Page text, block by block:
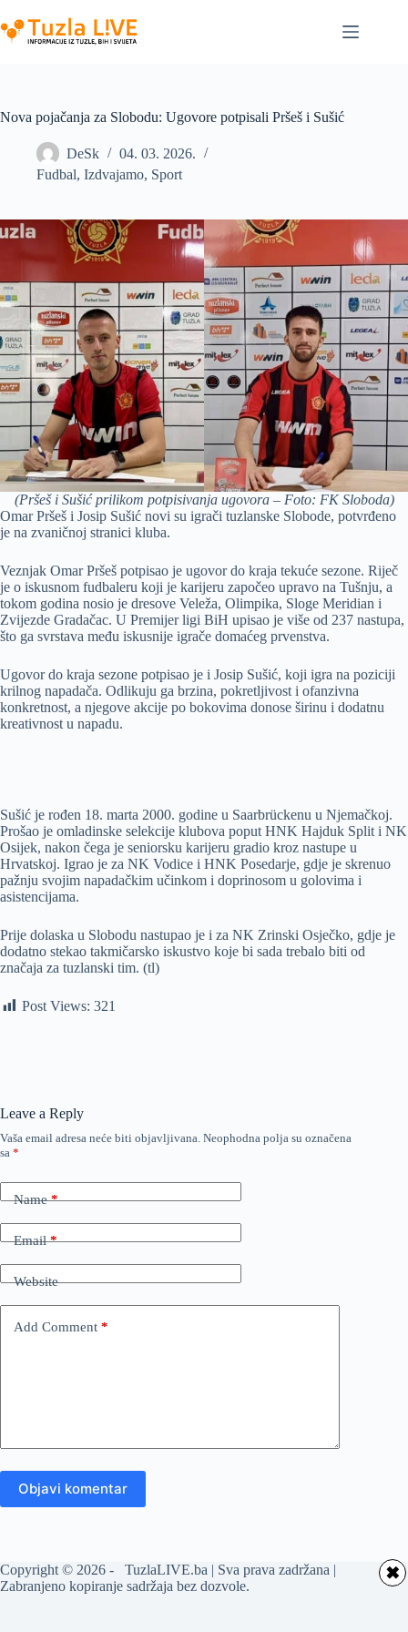
to
content
Nova pojačanja za Slobodu: Ugovore potpisali Pršeš i Sušić
DeSk
04. 03. 2026.
Fudbal, Izdvajamo, Sport
(Pršeš i Sušić prilikom potpisivanja ugovora – Foto: FK Sloboda)
Omar Pršeš i Josip Sušić novi su igrači tuzlanske Slobode, potvrđeno
je na zvaničnoj stranici kluba.
Veznjak Omar Pršeš potpisao je ugovor do kraja tekuće sezone. Riječ
je o iskusnom fudbaleru koji je karijeru započeo upravo na Tušnju, a
tokom godina nosio je dresove Veleža, Olimpika, Sloge Meridian i
Zvijezde Gradačac. U Premijer ligi BiH upisao je više od 237 nastupa,
što ga svrstava među iskusnije igrače domaćeg prvenstva.
Ugovor do kraja sezone potpisao je i Josip Sušić, koji igra na poziciji
krilnog napadača. Odlikuju ga brzina, pokretljivost i ofanzivna
konkretnost, a njegove akcije po bokovima donose širinu i dodatnu
kreativnost u napadu.
Sušić je rođen 18. marta 2000. godine u Saarbrückenu u Njemačkoj.
Prošao je omladinske selekcije klubova poput HNK Hajduk Split i NK
Osijek, nakon čega je seniorsku karijeru gradio kroz nastupe u
Hrvatskoj. Igrao je za NK Vodice i HNK Posedarje, gdje je skrenuo
pažnju svojim napadačkim učinkom i doprinosom u golovima i
asistencijama.
Prije dolaska u Slobodu nastupao je i za NK Zrinski Osječko, gdje je
dodatno stekao takmičarsko iskustvo koje bi sada trebalo biti od
značaja za tuzlanski tim. (tl)
Post Views: 321
Leave a Reply
Vaša email adresa neće biti objavljivana. Neophodna polja su označena
sa *
Name*
Email*
Website
Add Comment *
Objavi komentar
Copyright © 2026 - TuzlaLIVE.ba | Sva prava zadržana |
Zabranjeno kopiranje sadržaja bez dozvole.
✖